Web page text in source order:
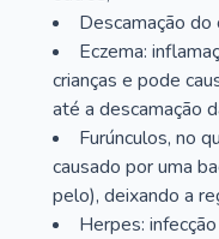
Descamação do
Eczema:
crianças e pode
até a descamação
Furúnculos, no
causado por uma
pelo), deixando a
Herpes: